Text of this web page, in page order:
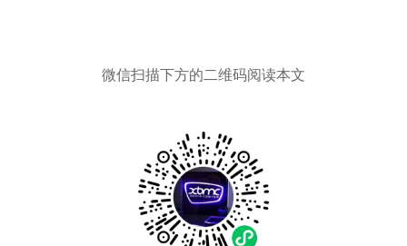
微信扫描下方的二维码阅读本文